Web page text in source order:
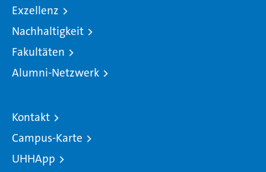
Exzellenz
Nachhaltigkeit
Fakultäten
Alumni-Netzwerk
Kontakt
Campus-Karte
UHHApp